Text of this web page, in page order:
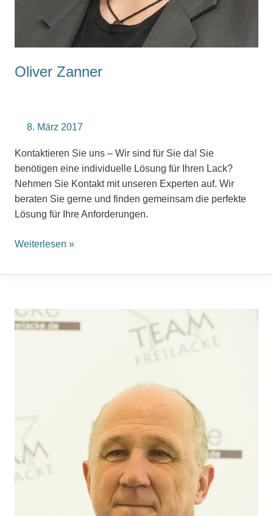
Oliver Zanner
8. März 2017
Kontaktieren Sie uns – Wir sind für Sie da! Sie
benötigen eine individuelle Lösung für Ihren Lack?
Nehmen Sie Kontakt mit unseren Experten auf. Wir
beraten Sie gerne und finden gemeinsam die perfekte
Lösung für Ihre Anforderungen.
Weiterlesen »
Rok
Ajdnik